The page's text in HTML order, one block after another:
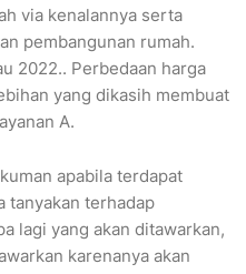
via kenalannya serta
pembangunan rumah.
2022.. Perbedaan harga
yang dikasih membuat
A.
apabila terdapat
tanyakan terhadap
lagi yang akan ditawarkan,
karenanya akan